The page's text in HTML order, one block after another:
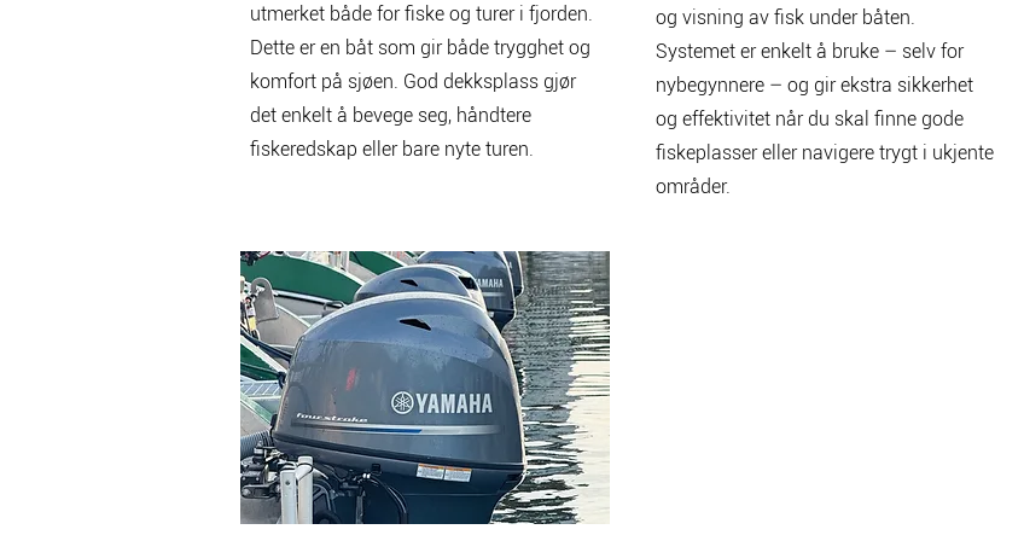
utmerket både for fiske og turer i fjorden.
Dette er en båt som gir både trygghet og
komfort på sjøen. God dekksplass gjør
det enkelt å bevege seg, håndtere
fiskeredskap eller bare nyte turen.
og visning av fisk under båten.
Systemet er enkelt å bruke – selv for
nybegynnere – og gir ekstra sikkerhet
og effektivitet når du skal finne gode
fiskeplasser eller navigere trygt i ukjente
områder.